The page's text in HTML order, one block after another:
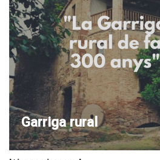
Garriga rural